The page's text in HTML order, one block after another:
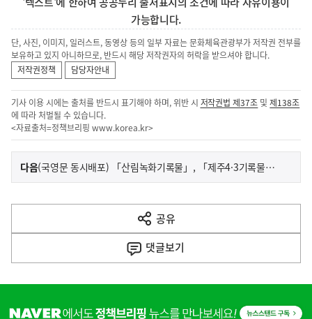
가능합니다.
단, 사진, 이미지, 일러스트, 동영상 등의 일부 자료는 문화체육관광부가 저작권 전부를
보유하고 있지 아니하므로, 반드시 해당 저작권자의 허락을 받으셔야 합니다.
저작권정책
담당자안내
기사 이용 시에는 출처를 반드시 표기해야 하며, 위반 시 저작권법 제37조 및제138조
에 따라 처벌될 수 있습니다.
<자료출처=정책브리핑 www.korea.kr>
이
전
다
음
다음기
(국영문 동시배포) 「산림녹화기록물」, 「제주4·3기록물」 세계기록유산 등재
공유
열
기
댓글보기